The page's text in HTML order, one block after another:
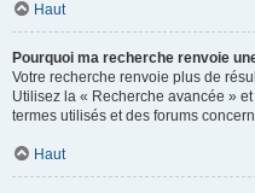
Haut
Pourquoi ma recherche renvoie
Votre recherche renvoie plus de
Utilisez la « Recherche avancée »
termes utilisés et des forums
Haut